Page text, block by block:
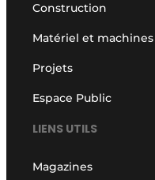
Construction
Matériel et machines
Projets
Espace Public
LIENS UTILS
Magazines